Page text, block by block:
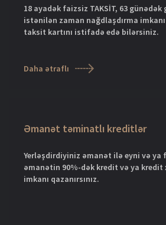
18 ayadək faizsiz TAKSİT, 63
istənilən zaman nağdlaşdırma
taksit kartını istifadə edə bilərsiniz.
Daha ətraflı
Əmanət təminatlı kreditlər
Yerləşdirdiyiniz əmanət ilə eyni və
əmanətin 90%-dək kredit və ya
imkanı qazanırsınız.